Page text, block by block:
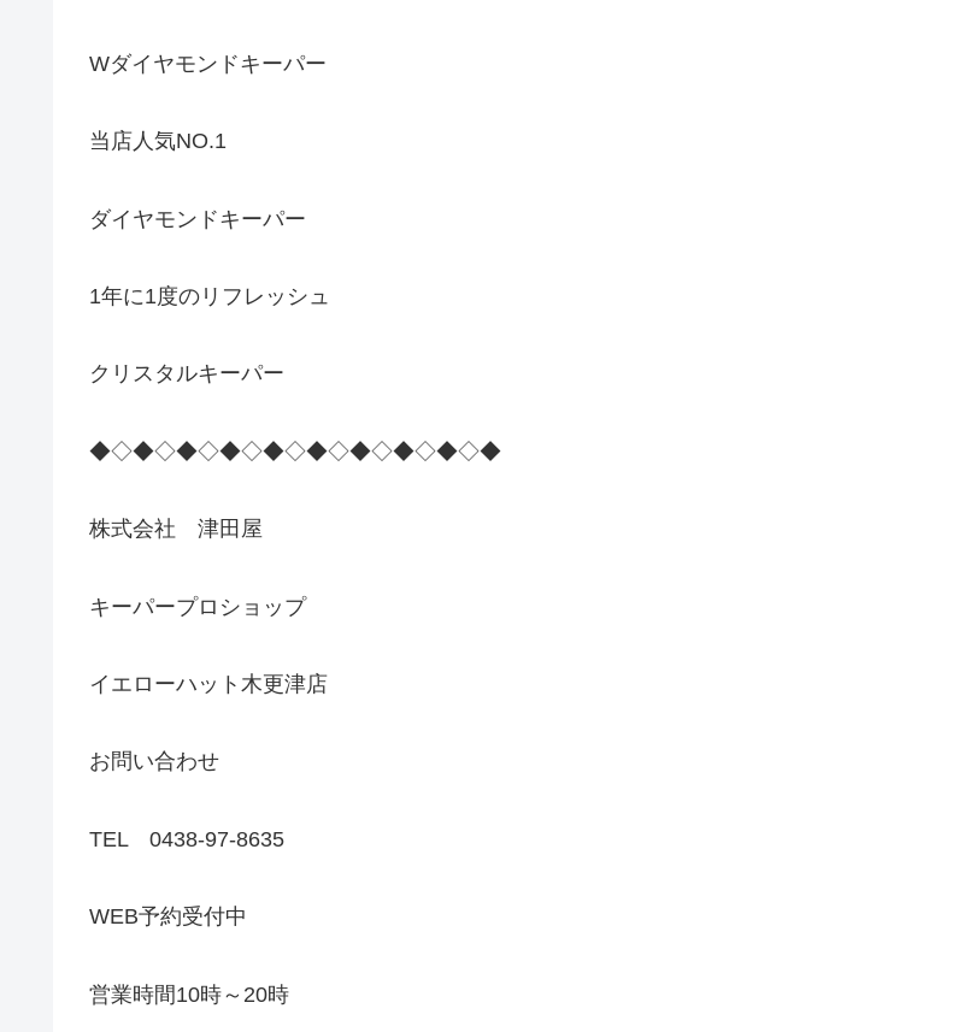
Wダイヤモンドキーパー
当店人気NO.1
ダイヤモンドキーパー
1年に1度のリフレッシュ
クリスタルキーパー
◆◇◆◇◆◇◆◇◆◇◆◇◆◇◆◇◆◇◆
株式会社 津田屋
キーパープロショップ
イエローハット木更津店
お問い合わせ
TEL 0438-97-8635
WEB予約受付中
営業時間10時～20時